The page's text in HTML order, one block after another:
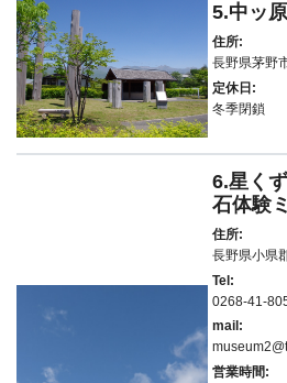
5.中ッ
住所:
長野県茅野
定休日:
冬季閉鎖
6.星く
石体験
住所:
長野県小県
Tel:
0268-41-
mail:
営業時間: